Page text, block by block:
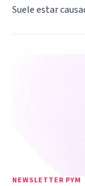
Suele estar
NEWSLETTER PYM